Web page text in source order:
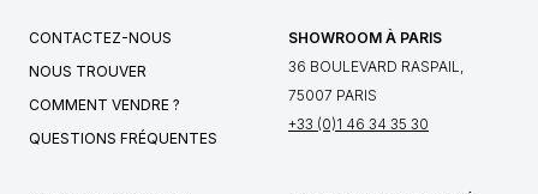
CONTACTEZ-NOUS
NOUS TROUVER
COMMENT VENDRE ?
QUESTIONS FRÉQUENTES
SHOWROOM À PARIS
36 BOULEVARD RASPAIL,
75007 PARIS
+33 (0)1 46 34 35 30